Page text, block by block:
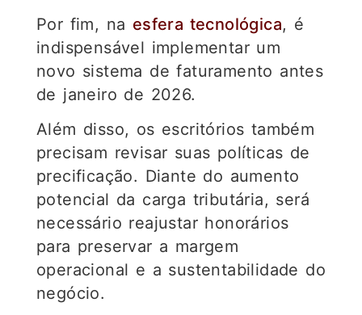
Por fim, na esfera tecnológica, é
indispensável implementar um
novo sistema de faturamento antes
de janeiro de 2026.
Além disso, os escritórios também
precisam revisar suas políticas de
precificação. Diante do aumento
potencial da carga tributária, será
necessário reajustar honorários
para preservar a margem
operacional e a sustentabilidade do
negócio.